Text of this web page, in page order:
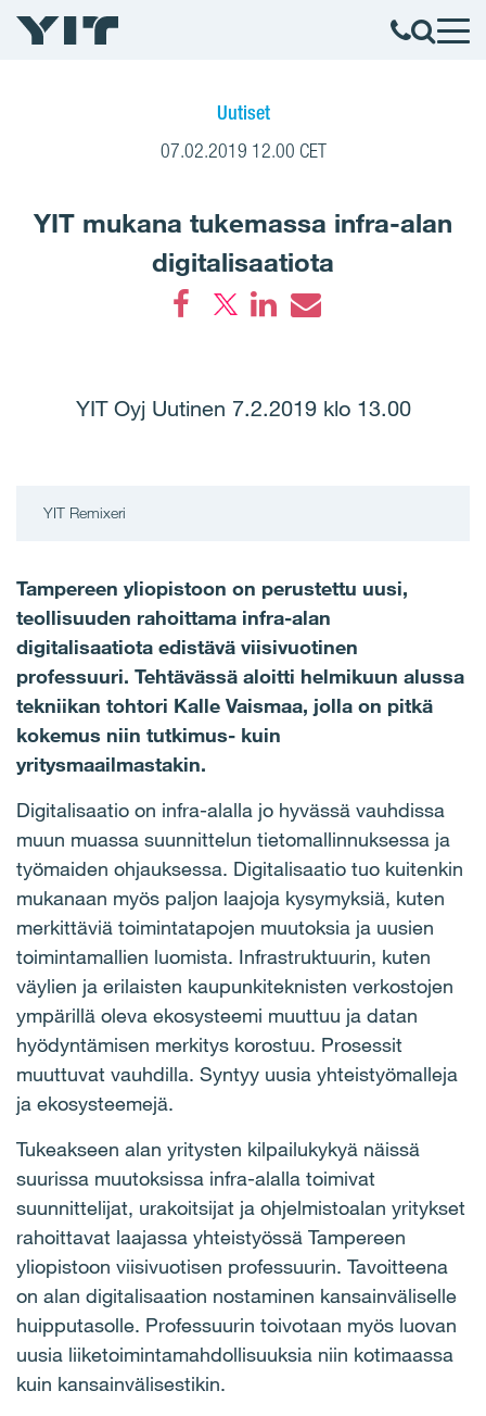
Uutiset
07.02.2019 12.00 CET
YIT mukana tukemassa infra-alan
digitalisaatiota
YIT Oyj Uutinen 7.2.2019 klo 13.00
YIT Remixeri
Tampereen yliopistoon on perustettu uusi,
teollisuuden rahoittama infra-alan
digitalisaatiota edistävä viisivuotinen
professuuri. Tehtävässä aloitti helmikuun alussa
tekniikan tohtori Kalle Vaismaa, jolla on pitkä
kokemus niin tutkimus- kuin
yritysmaailmastakin.
Digitalisaatio on infra-alalla jo hyvässä vauhdissa
muun muassa suunnittelun tietomallinnuksessa ja
työmaiden ohjauksessa. Digitalisaatio tuo kuitenkin
mukanaan myös paljon laajoja kysymyksiä, kuten
merkittäviä toimintatapojen muutoksia ja uusien
toimintamallien luomista. Infrastruktuurin, kuten
väylien ja erilaisten kaupunkiteknisten verkostojen
ympärillä oleva ekosysteemi muuttuu ja datan
hyödyntämisen merkitys korostuu. Prosessit
muuttuvat vauhdilla. Syntyy uusia yhteistyömalleja
ja ekosysteemejä.
Tukeakseen alan yritysten kilpailukykyä näissä
suurissa muutoksissa infra-alalla toimivat
suunnittelijat, urakoitsijat ja ohjelmistoalan yritykset
rahoittavat laajassa yhteistyössä Tampereen
yliopistoon viisivuotisen professuurin. Tavoitteena
on alan digitalisaation nostaminen kansainväliselle
huipputasolle. Professuurin toivotaan myös luovan
uusia liiketoimintamahdollisuuksia niin kotimaassa
kuin kansainvälisestikin.